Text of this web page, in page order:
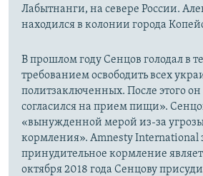
Лабытнанги, на севере России.
находился в колонии города
В прошлом году Сенцов голодал в
требованием освободить всех
политзаключенных. После этого
согласился на прием пищи».
«вынужденной мерой из-за
кормления». Amnesty International
принудительное кормление
октября 2018 года Сенцову